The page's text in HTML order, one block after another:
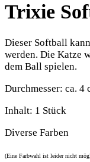
Trixie
Dieser Softball
werden. Die Katze
dem Ball spielen.
Durchmesser: ca. 4
Inhalt: 1 Stück
Diverse Farben
(Eine Farbwahl ist leider nicht